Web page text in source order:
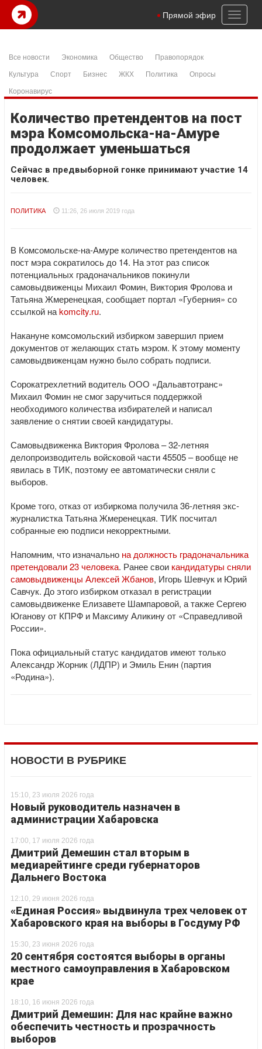
Toggle
Прямой эфир
Все новости Экономика Общество
Правопорядок
Культура
Спорт Бизнес ЖКХ Политика
Опросы
Коронавирус
Количество претендентов на пост
мэра Комсомольска-на-Амуре
продолжает уменьшаться
Сейчас в предвыборной гонке принимают участие 14
человек.
ПОЛИТИКА 11:26, 26 июля 2019 года
В Комсомольске-на-Амуре количество претендентов на
пост мэра сократилось до 14. На этот раз список
потенциальных градоначальников покинули
самовыдвиженцы Михаил Фомин, Виктория Фролова и
Татьяна Жмеренецкая, сообщает портал «Губерния» со
ссылкой наkomcity.ru.
Накануне комсомольский избирком завершил прием
документов от желающих стать мэром. К этому моменту
самовыдвиженцам нужно было собрать подписи.
Сорокатрехлетний водитель ООО «Дальавтотранс»
Михаил Фомин не смог заручиться поддержкой
необходимого количества избирателей и написал
заявление о снятии своей кандидатуры.
Самовыдвиженка Виктория Фролова – 32-летняя
делопроизводитель войсковой части 45505 – вообще не
явилась в ТИК, поэтому ее автоматически сняли с
выборов.
Кроме того, отказ от избиркома получила 36-летняя экс-
журналистка Татьяна Жмеренецкая. ТИК посчитал
собранные ею подписи некорректными.
Напомним, что изначально на должность градоначальника
претендовали 23 человека. Ранее свои кандидатуры сняли
самовыдвиженцы Алексей Жбанов, Игорь Шевчук и Юрий
Савчук. До этого избирком отказал в регистрации
самовыдвиженке Елизавете Шампаровой, а также Сергею
Юганову от КПРФ и Максиму Аликину от «Справедливой
России».
Пока официальный статус кандидатов имеют только
Александр Жорник (ЛДПР) и Эмиль Енин (партия
«Родина»).
НОВОСТИ В РУБРИКЕ
15:10, 23 июля 2026 года
Новый руководитель назначен в
администрации Хабаровска
17:00, 17 июля 2026 года
Дмитрий Демешин стал вторым в
медиарейтинге среди губернаторов
Дальнего Востока
12:10, 29 июня 2026 года
«Единая Россия» выдвинула трех человек от
Хабаровского края на выборы в Госдуму РФ
15:30, 23 июня 2026 года
20 сентября состоятся выборы в органы
местного самоуправления в Хабаровском
крае
18:10, 16 июня 2026 года
Дмитрий Демешин: Для нас крайне важно
обеспечить честность и прозрачность
выборов